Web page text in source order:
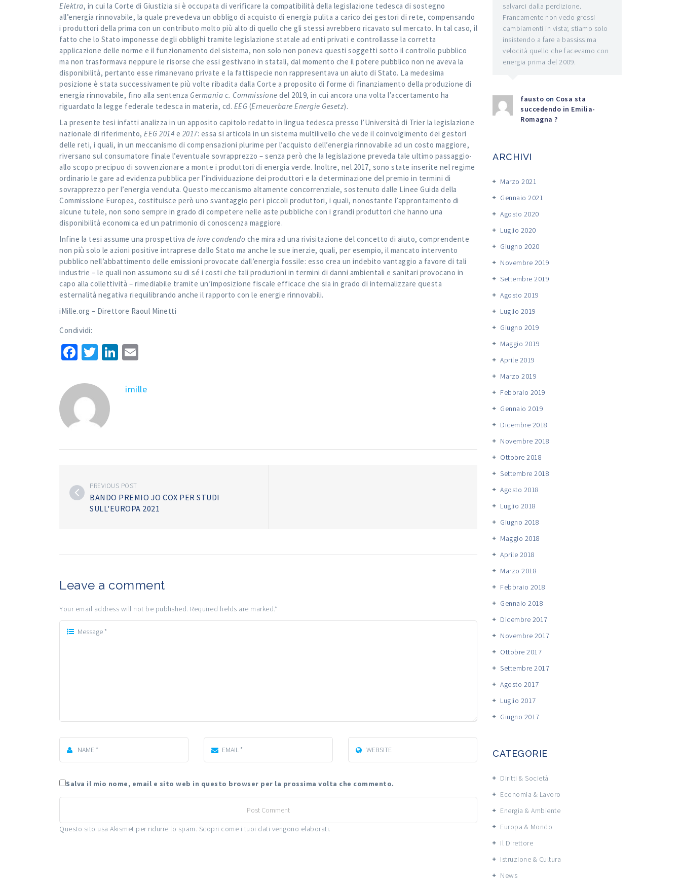
Elektra, in cui la Corte di Giustizia si è occupata di verificare la compatibilità della legislazione tedesca di sostegno
all’energia rinnovabile, la quale prevedeva un obbligo di acquisto di energia pulita a carico dei gestori di rete, compensando
i produttori della prima con un contributo molto più alto di quello che gli stessi avrebbero ricavato sul mercato. In tal caso, il
fatto che lo Stato imponesse degli obblighi tramite legislazione statale ad enti privati e controllasse la corretta
applicazione delle norme e il funzionamento del sistema, non solo non poneva questi soggetti sotto il controllo pubblico
ma non trasformava neppure le risorse che essi gestivano in statali, dal momento che il potere pubblico non ne aveva la
disponibilità, pertanto esse rimanevano private e la fattispecie non rappresentava un aiuto di Stato. La medesima
posizione è stata successivamente più volte ribadita dalla Corte a proposito di forme di finanziamento della produzione di
energia rinnovabile, fino alla sentenza Germania c. Commissione del 2019, in cui ancora una volta l’accertamento ha
riguardato la legge federale tedesca in materia, cd. EEG (Erneuerbare Energie Gesetz).
La presente tesi infatti analizza in un apposito capitolo redatto in lingua tedesca presso l’Università di Trier la legislazione
nazionale di riferimento, EEG 2014 e 2017: essa si articola in un sistema multilivello che vede il coinvolgimento dei gestori
delle reti, i quali, in un meccanismo di compensazioni plurime per l’acquisto dell’energia rinnovabile ad un costo maggiore,
riversano sul consumatore finale l’eventuale sovrapprezzo – senza però che la legislazione preveda tale ultimo passaggio-
allo scopo precipuo di sovvenzionare a monte i produttori di energia verde. Inoltre, nel 2017, sono state inserite nel regime
ordinario le gare ad evidenza pubblica per l’individuazione dei produttori e la determinazione del premio in termini di
sovrapprezzo per l’energia venduta. Questo meccanismo altamente concorrenziale, sostenuto dalle Linee Guida della
Commissione Europea, costituisce però uno svantaggio per i piccoli produttori, i quali, nonostante l’approntamento di
alcune tutele, non sono sempre in grado di competere nelle aste pubbliche con i grandi produttori che hanno una
disponibilità economica ed un patrimonio di conoscenza maggiore.
Infine la tesi assume una prospettiva de iure condendo che mira ad una rivisitazione del concetto di aiuto, comprendente
non più solo le azioni positive intraprese dallo Stato ma anche le sue inerzie, quali, per esempio, il mancato intervento
pubblico nell’abbattimento delle emissioni provocate dall’energia fossile: esso crea un indebito vantaggio a favore di tali
industrie – le quali non assumono su di sé i costi che tali produzioni in termini di danni ambientali e sanitari provocano in
capo alla collettività – rimediabile tramite un’imposizione fiscale efficace che sia in grado di internalizzare questa
esternalità negativa riequilibrando anche il rapporto con le energie rinnovabili.
iMille.org – Direttore Raoul Minetti
Condividi:
Facebook
TwitterLinkedIn
imille
PREVIOUS POST
BANDO PREMIO JO COX PER STUDI
SULL'EUROPA 2021
Leave a comment
Your email address will not be published. Required fields are marked.*
Salva il mio nome, email e sito web in questo browser per la prossima volta che commento.
Questo sito usa Akismet per ridurre lo spam. Scopri come i tuoi dati vengono elaborati.
salvarci dalla perdizione.
Francamente non vedo grossi
cambiamenti in vista; stiamo solo
insistendo a fare a bassissima
velocità quello che facevamo con
energia prima del 2009.
fausto on Cosa sta
succedendo in Emilia-
Romagna ?
ARCHIVI
Marzo 2021
Gennaio 2021
Agosto 2020
Luglio 2020
Giugno 2020
Novembre 2019
Settembre 2019
Agosto 2019
Luglio 2019
Giugno 2019
Maggio 2019
Aprile 2019
Marzo 2019
Febbraio 2019
Gennaio 2019
Dicembre 2018
Novembre 2018
Ottobre 2018
Settembre 2018
Agosto 2018
Luglio 2018
Giugno 2018
Maggio 2018
Aprile 2018
Marzo 2018
Febbraio 2018
Gennaio 2018
Dicembre 2017
Novembre 2017
Ottobre 2017
Settembre 2017
Agosto 2017
Luglio 2017
Giugno 2017
CATEGORIE
Diritti & Società
Economia & Lavoro
Energia & Ambiente
Europa & Mondo
Il Direttore
Istruzione & Cultura
News